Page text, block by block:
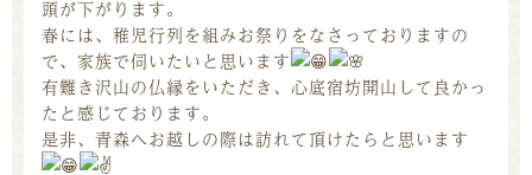
頭が下がります。
春には、稚児行列を組みお祭りをなさっておりますの
で、家族で伺いたいと思います
有難き沢山の仏縁をいただき、心底宿坊開山して良かっ
たと感じております。
是非、青森へお越しの際は訪れて頂けたらと思います